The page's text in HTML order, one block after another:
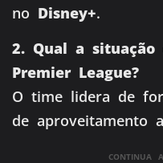
no Disney+.
2. Qual a situação
Premier League?
O time lidera de
de aproveitamento
CONTINUA